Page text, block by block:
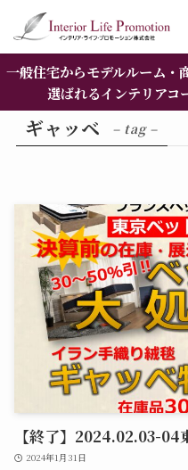
一般住宅からモデルルーム・
選ばれるインテリアコ
ギャッベ – tag –
【終了】2024.02.03-04
2024年1月31日